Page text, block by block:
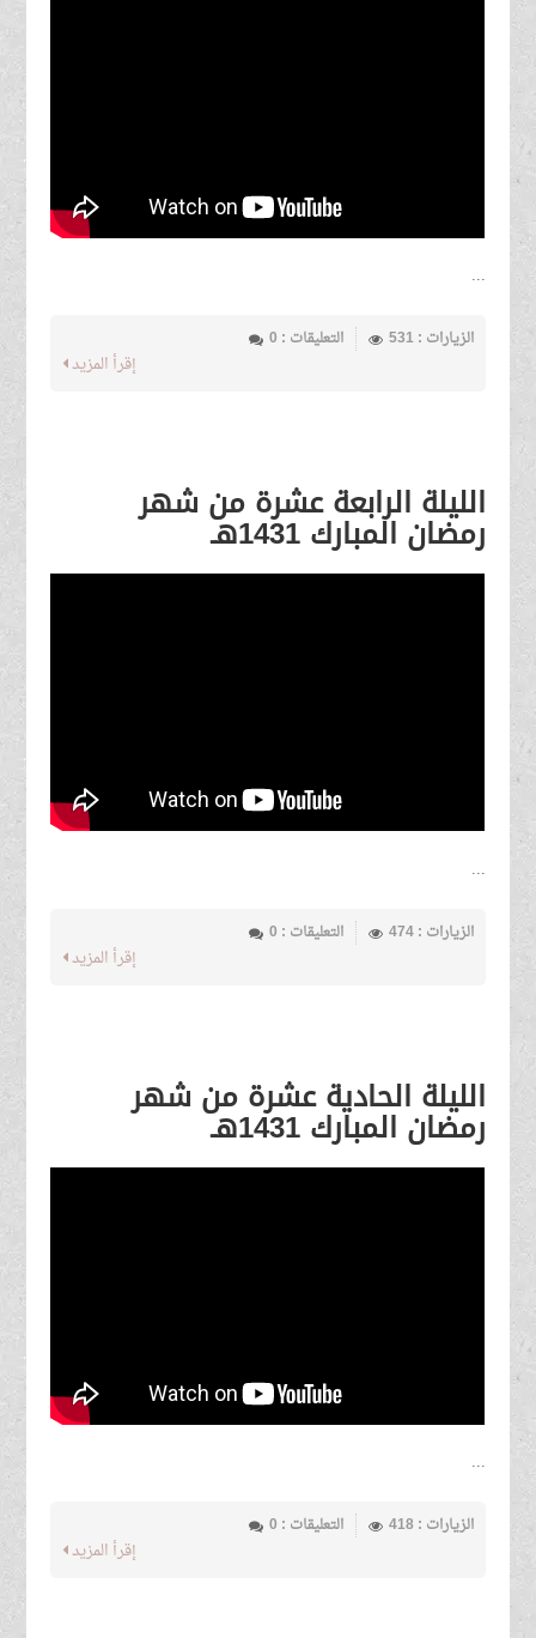
...
الزيارات : 531 التعليقات : 0
إقرأ المزيد
الليلة الرابعة عشرة من شهر
رمضان المبارك 1431هـ
...
الزيارات : 474 التعليقات : 0
إقرأ المزيد
الليلة الحادية عشرة من شهر
رمضان المبارك 1431هـ
...
الزيارات : 418 التعليقات : 0
إقرأ المزيد